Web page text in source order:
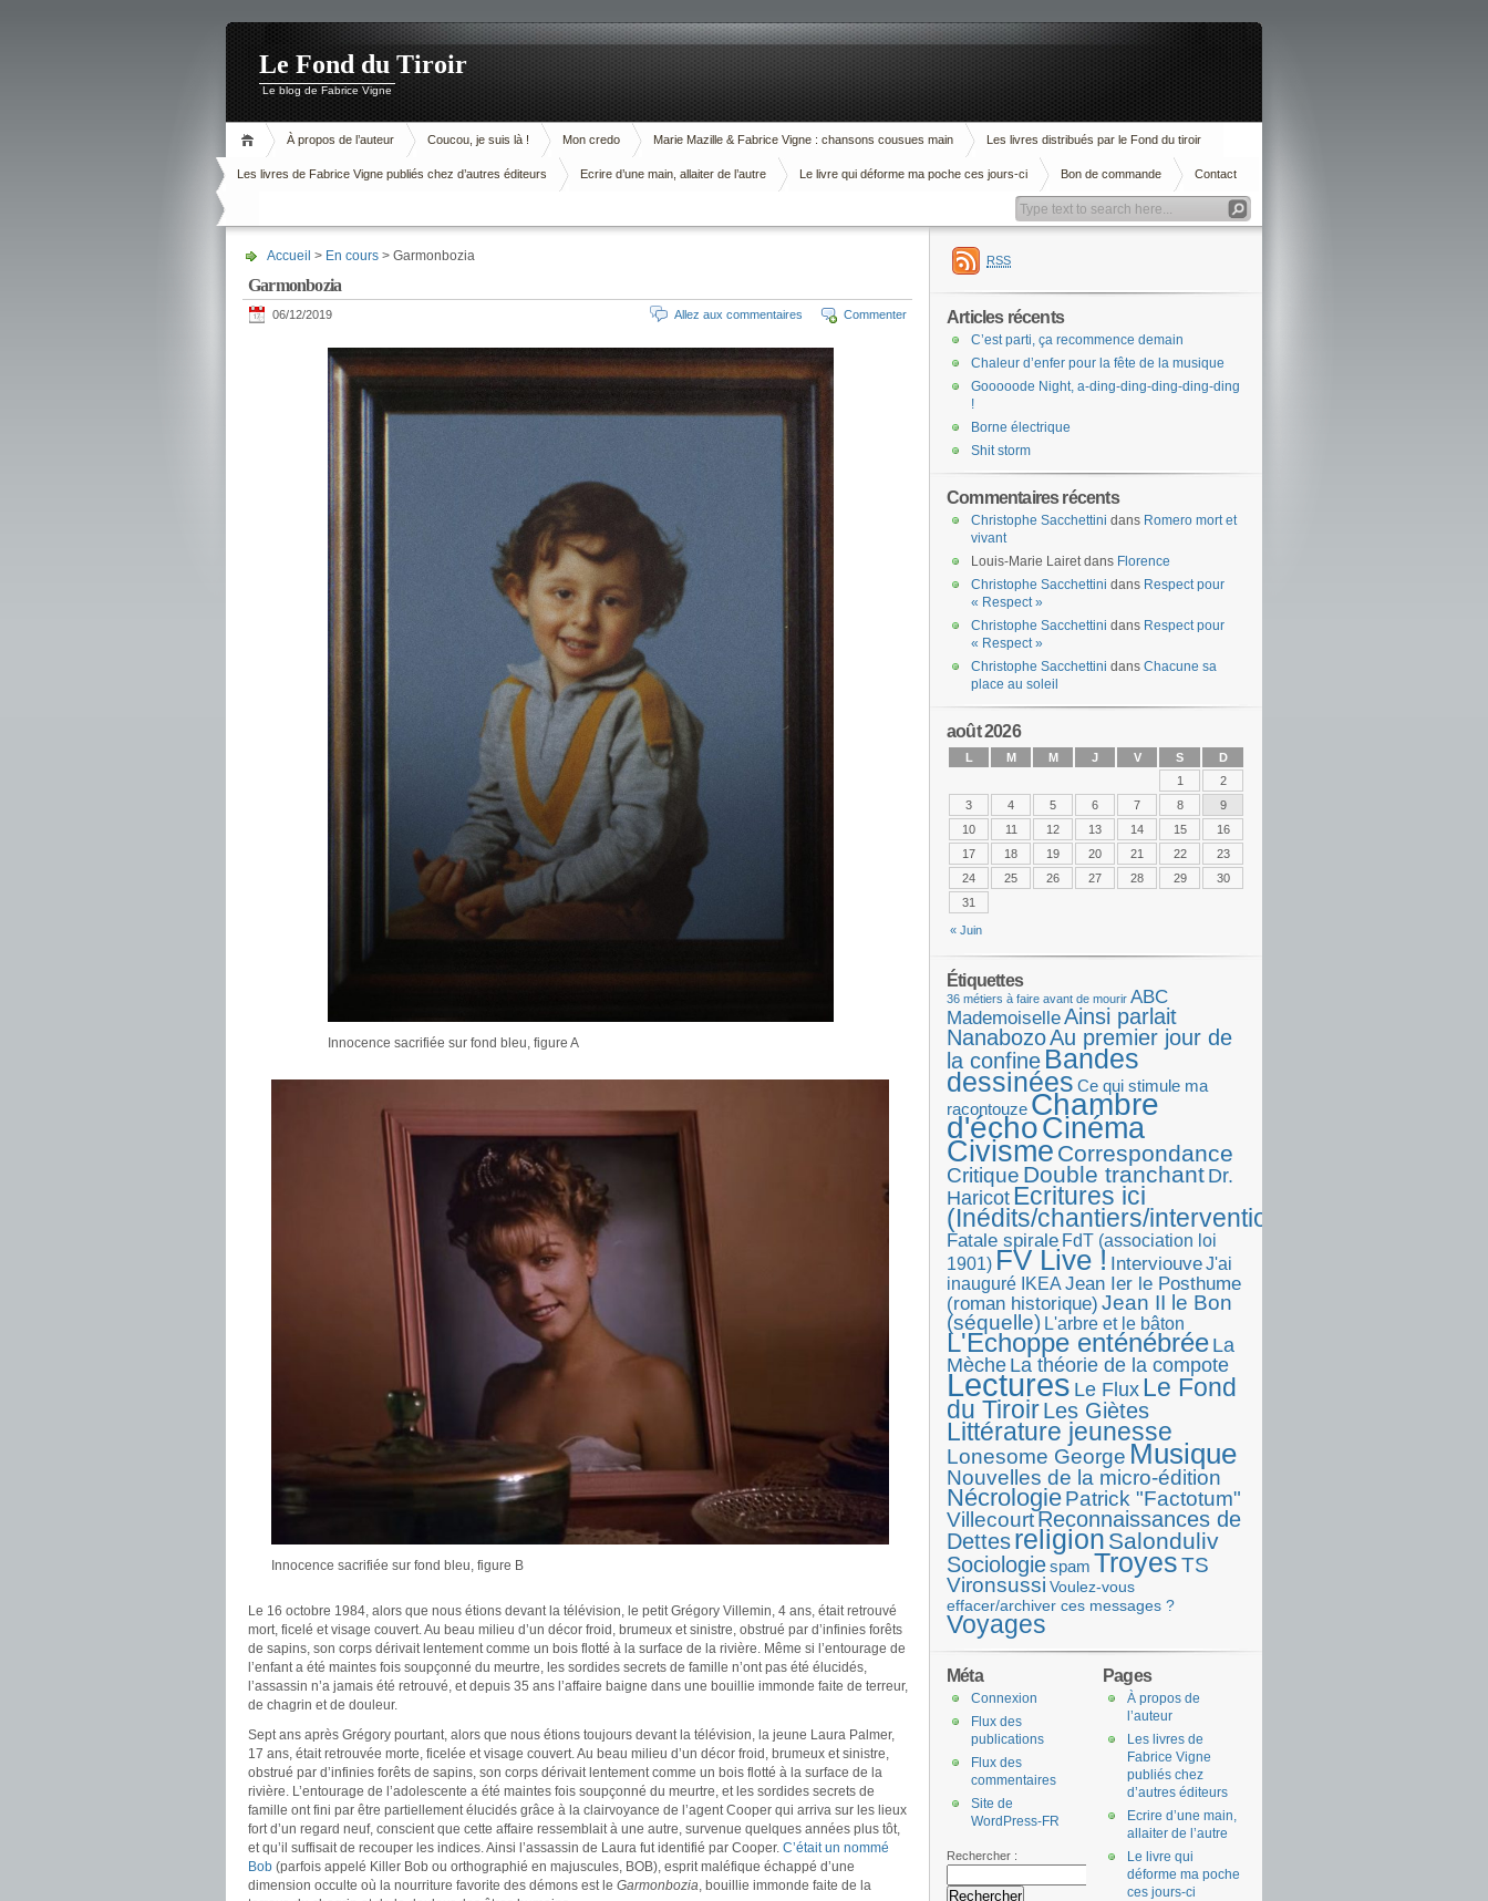
Le Fond du Tiroir
Le blog de Fabrice Vigne
À propos de l’auteur Coucou, je suis là ! Mon credo Marie Mazille & Fabrice Vigne : chansons cousues main Les livres distribués par le Fond du tiroir
Les livres de Fabrice Vigne publiés chez d’autres éditeurs Ecrire d’une main, allaiter de l’autre Le livre qui déforme ma poche ces jours-ci Bon de commande Contact
Accueil > En cours > Garmonbozia
Garmonbozia
06/12/2019 Commenter
Allez aux commentaires
Innocence sacrifiée sur fond bleu, figure A
Innocence sacrifiée sur fond bleu, figure B
Le 16 octobre 1984, alors que nous étions devant la télévision, le petit Grégory Villemin, 4 ans, était retrouvé
mort, ficelé et visage couvert. Au beau milieu d’un décor froid, brumeux et sinistre, obstrué par d’infinies forêts
de sapins, son corps dérivait lentement comme un bois flotté à la surface de la rivière. Même si l’entourage de
l’enfant a été maintes fois soupçonné du meurtre, les sordides secrets de famille n’ont pas été élucidés,
l’assassin n’a jamais été retrouvé, et depuis 35 ans l’affaire baigne dans une bouillie immonde faite de terreur,
de chagrin et de douleur.
Sept ans après Grégory pourtant, alors que nous étions toujours devant la télévision, la jeune Laura Palmer,
17 ans, était retrouvée morte, ficelée et visage couvert. Au beau milieu d’un décor froid, brumeux et sinistre,
obstrué par d’infinies forêts de sapins, son corps dérivait lentement comme un bois flotté à la surface de la
rivière. L’entourage de l’adolescente a été maintes fois soupçonné du meurtre, et les sordides secrets de
famille ont fini par être partiellement élucidés grâce à la clairvoyance de l’agent Cooper qui arriva sur les lieux
fort d’un regard neuf, conscient que cette affaire ressemblait à une autre, survenue quelques années plus tôt,
et qu’il suffisait de recouper les indices. Ainsi l’assassin de Laura fut identifié par Cooper. C’était un nommé
Bob (parfois appelé Killer Bob ou orthographié en majuscules, BOB), esprit maléfique échappé d’une
dimension occulte où la nourriture favorite des démons est le Garmonbozia, bouillie immonde faite de la
RSS
Articles récents
C’est parti, ça recommence demain
Chaleur d’enfer pour la fête de la musique
Gooooode Night, a-ding-ding-ding-ding-ding
!
Borne électrique
Shit storm
Commentaires récents
Christophe Sacchettini dans Romero mort et
vivant
Louis-Marie Lairetdans Florence
Christophe Sacchettini dans Respect pour
« Respect »
Christophe Sacchettini dans Respect pour
« Respect »
Christophe Sacchettini dans Chacune sa
place au soleil
août 2026
L M M J V S D
« Juin
1
2
3
4 5 6 7 8
9
10
11 12 13 14 15
16
17
18 19 20 21 22
23
24
25 26 27 28 29
30
31
Étiquettes
36 métiers à faire avant de mourir ABC
MademoiselleAinsi parlait
NanabozoAu premier jour de
la confine Bandes
dessinées Ce qui stimule ma
racontouze Chambre
d'échoCinéma
Civisme Correspondance
Critique Double tranchant Dr.
Haricot Ecritures ici
(Inédits/chantiers/interventions)
Fatale spirale FdT (association loi
1901) FV Live ! InterviouveJ'ai
inauguré IKEA Jean Ier le Posthume
(roman historique) Jean II le Bon
(séquelle) L'arbre et le bâton
L'Echoppe enténébrée La
Mèche La théorie de la compote
LecturesLe FluxLe Fond
du TiroirLes Giètes
Littérature jeunesse
Lonesome George Musique
Nouvelles de la micro-édition
NécrologiePatrick "Factotum"
VillecourtReconnaissances de
Dettesreligion Salonduliv
Sociologiespam TroyesTS
Vironsussi Voulez-vous
effacer/archiver ces messages ?
Voyages
Pages
À propos de
l’auteur
Les livres de
Fabrice Vigne
publiés chez
d’autres éditeurs
Ecrire d’une main,
allaiter de l’autre
Le livre qui
déforme ma poche
ces jours-ci
Méta
Connexion
Flux des
publications
Flux des
commentaires
Site de
WordPress-FR
Rechercher :